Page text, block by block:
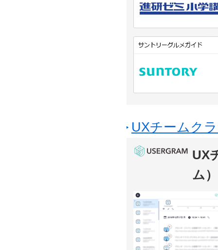
UXチームク
UX
ム）